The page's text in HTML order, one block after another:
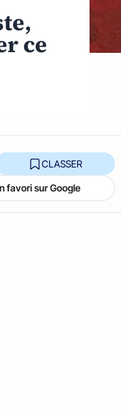
ce
CLASSER
favori sur Google